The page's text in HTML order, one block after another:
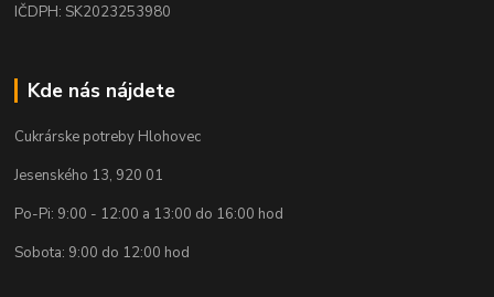
IČDPH: SK2023253980
Kde nás nájdete
Cukrárske potreby Hlohovec
Jesenského 13, 920 01
Po-Pi: 9:00 - 12:00 a 13:00 do 16:00 hod
Sobota: 9:00 do 12:00 hod